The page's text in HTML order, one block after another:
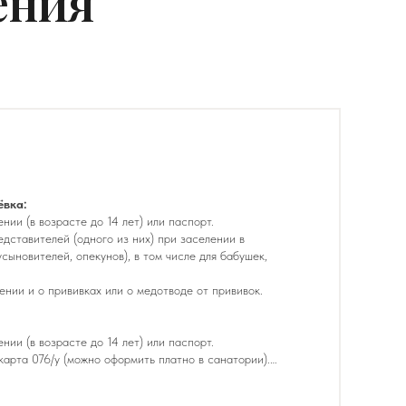
(в возрасте до 14 лет) или паспорт.
(одного из них) при заселении в
опекунов), в том числе для бабушек,
и о прививках или о медотводе от прививок.
(в возрасте до 14 лет) или паспорт.
076/у (можно оформить платно в санатории).
(одного из них) при заселении в